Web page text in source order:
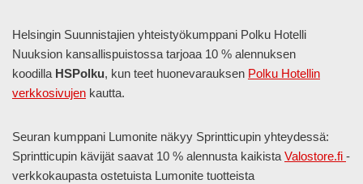
Helsingin Suunnistajien yhteistyökumppani Polku Hotelli
Nuuksion kansallispuistossa tarjoaa 10 % alennuksen
koodilla HSPolku, kun teet huonevarauksen Polku Hotellin
verkkosivujen kautta.
Seuran kumppani Lumonite näkyy Sprintticupin yhteydessä:
Sprintticupin kävijät saavat 10 % alennusta kaikistaValostore.fi -
verkkokaupasta ostetuista Lumonite tuotteista